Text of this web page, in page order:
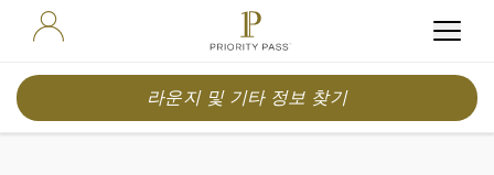
라운지 및 기타 정보 찾기